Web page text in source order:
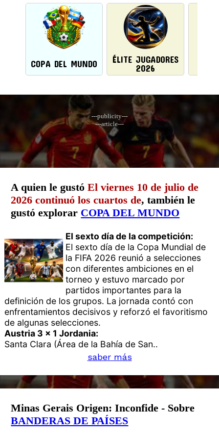
COPA DEL MUNDO
ÉLITE JUGADORES
2026
---publicity---
---article---
A quien le gustóEl viernes 10 de julio de
2026 continuó los cuartos de, también le
gustó explorar COPA DEL MUNDO
El sexto día de la competición:
El sexto día de la Copa Mundial de
la FIFA 2026 reunió a selecciones
con diferentes ambiciones en el
torneo y estuvo marcado por
partidos importantes para la
definición de los grupos. La jornada contó con
enfrentamientos decisivos y reforzó el favoritismo
de algunas selecciones.
Austria 3 x 1 Jordania:
Santa Clara (Área de la Bahía de San..
saber más
Minas Gerais Origen: Inconfide - Sobre
BANDERAS DE PAÍSES